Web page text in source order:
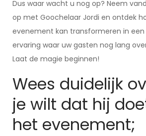
Dus waar wacht u nog op? Neem
op met Goochelaar Jordi en ontdek
evenement kan transformeren in
ervaring waar uw gasten nog lang
Laat de magie beginnen!
Wees duidelijk
je wilt dat hij
het evenement;